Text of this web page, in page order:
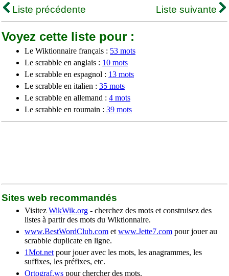
Liste précédente
Liste suivante
Voyez cette liste pour :
Le Wiktionnaire français : 53 mots
Le scrabble en anglais : 10 mots
Le scrabble en espagnol : 13 mots
Le scrabble en italien : 35 mots
Le scrabble en allemand : 4 mots
Le scrabble en roumain : 39 mots
Sites web recommandés
Visitez WikWik.org - cherchez des mots et construisez des
listes à partir des mots du Wiktionnaire.
www.BestWordClub.com et www.Jette7.com pour jouer au
scrabble duplicate en ligne.
1Mot.net pour jouer avec les mots, les anagrammes, les
suffixes, les préfixes, etc.
Ortograf.ws pour chercher des mots.